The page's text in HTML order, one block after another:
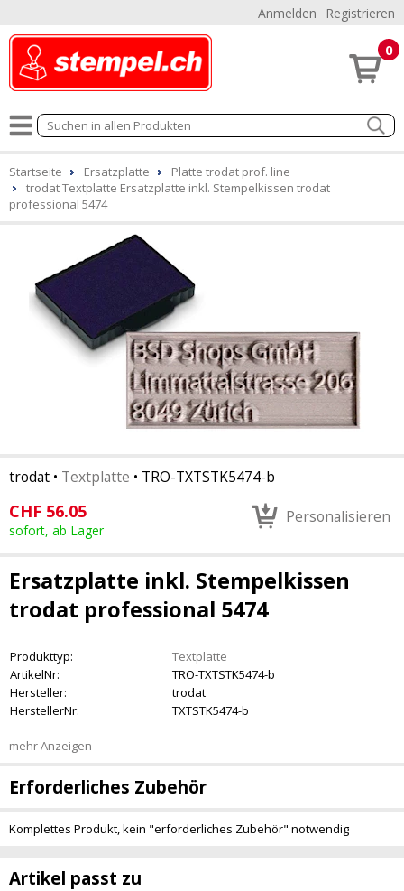
Anmelden Registrieren
0
Startseite Ersatzplatte
Platte trodat prof. line
trodat Textplatte Ersatzplatte inkl. Stempelkissen trodat
professional 5474
trodat • Textplatte • TRO-TXTSTK5474-b
CHF 56.05
sofort, ab Lager
Personalisieren
Ersatzplatte inkl. Stempelkissen
trodat professional 5474
Produkttyp:
Textplatte
ArtikelNr:
TRO-TXTSTK5474-b
Hersteller:
trodat
HerstellerNr:
TXTSTK5474-b
mehr Anzeigen
Erforderliches Zubehör
Komplettes Produkt, kein "erforderliches Zubehör" notwendig
Artikel passt zu